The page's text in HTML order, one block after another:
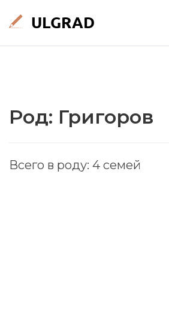
Род: Григоров
Всего в роду: 4 семей